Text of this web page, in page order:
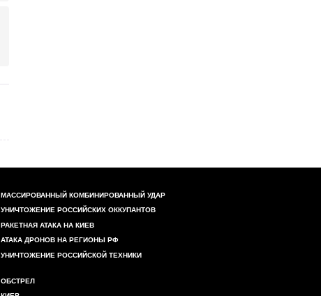
МАССИРОВАННЫЙ КОМБИНИРОВАННЫЙ УДАР
УНИЧТОЖЕНИЕ РОССИЙСКИХ ОККУПАНТОВ
РАКЕТНАЯ АТАКА НА КИЕВ
АТАКА ДРОНОВ НА РЕГИОНЫ РФ
УНИЧТОЖЕНИЕ РОССИЙСКОЙ ТЕХНИКИ
ОБСТРЕЛ